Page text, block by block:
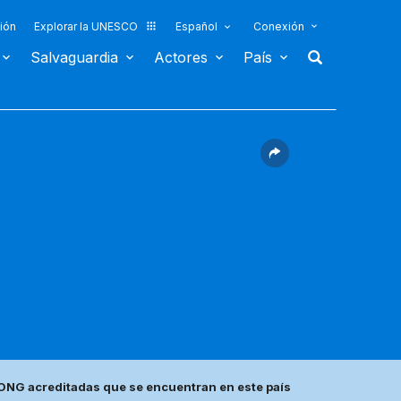
Explorar la UNESCO Español Conexión
Salvaguardia Actores País
acreditadas que se encuentran en este país